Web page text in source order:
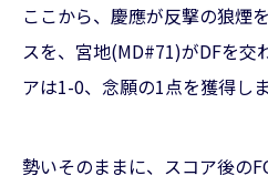
ここから、慶應が反撃の狼煙
スを、宮地(MD#71)がDFを交
アは1-0、念願の1点を獲得しま
勢いそのままに、スコア後の